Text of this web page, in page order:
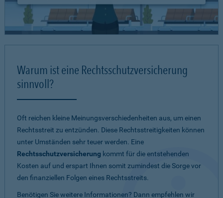
Warum ist eine Rechtsschutzversicherung
sinnvoll?
Oft reichen kleine Meinungsverschiedenheiten aus, um einen
Rechtsstreit zu entzünden. Diese Rechtsstreitigkeiten können
unter Umständen sehr teuer werden. Eine
Rechtsschutzversicherung kommt für die entstehenden
Kosten auf und erspart Ihnen somit zumindest die Sorge vor
den finanziellen Folgen eines Rechtsstreits.
Benötigen Sie weitere Informationen? Dann empfehlen wir